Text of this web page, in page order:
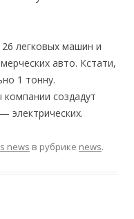
легковых машин и
авто. Кстати,
1 тонну.
создадут
электрических.
news в рубрике news.